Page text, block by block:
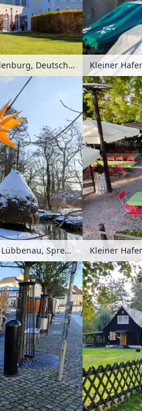
Schloss in Lübbenau, Spreewald, Brandenburg, Deutschland
Weihnachtssterne am Kleinen Hafen in Lübbenau, Spreewald, Brandenburg, Deutschland